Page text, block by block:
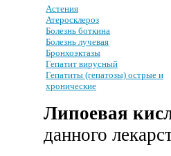
Астения
Атеросклероз
Болезнь боткина
Болезнь лучевая
Бронхоэктазы
Гепатит вирусный
Гепатиты (гепатозы) острые и
хронические
Липоевая
данного